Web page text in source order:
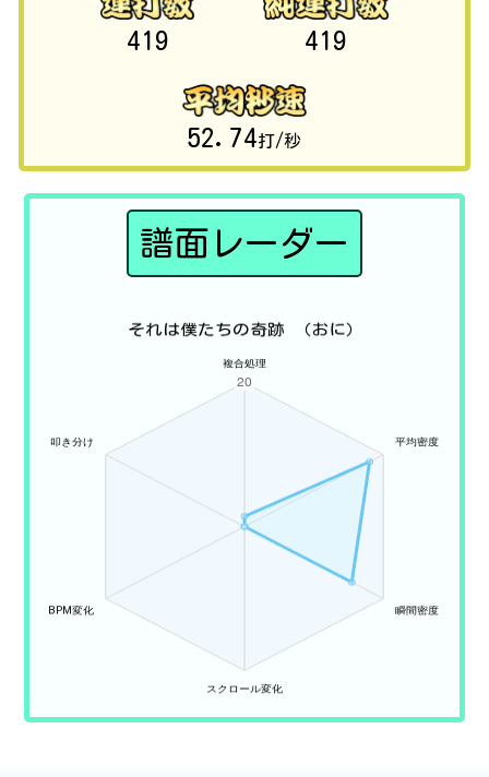
419 419
52.74打/秒
譜面レーダー